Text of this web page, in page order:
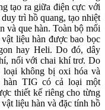
tạo ra giữa điện cực với
trì hồ quang, tạo nhiệt
và que hàn. Toàn bộ mối
liệu hàn được bao bọc
hay Heli. Do đó, dây
nối với chai khí trơ. Do
không bị oxi hóa và
hàn TIG có cả loại một
thiết kế riêng cho từng
liệu hàn và đặc tính hồ